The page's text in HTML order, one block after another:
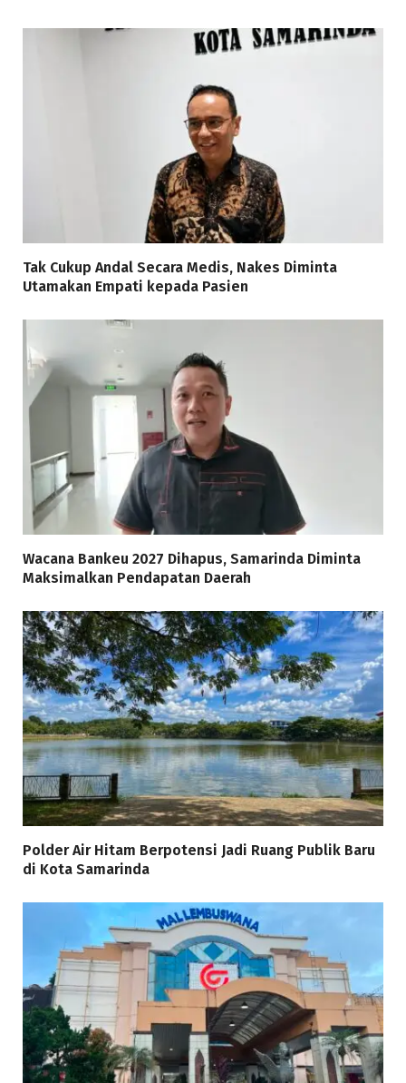
Tak Cukup Andal Secara Medis, Nakes Diminta
Utamakan Empati kepada Pasien
Wacana Bankeu 2027 Dihapus, Samarinda Diminta
Maksimalkan Pendapatan Daerah
Polder Air Hitam Berpotensi Jadi Ruang Publik Baru
di Kota Samarinda